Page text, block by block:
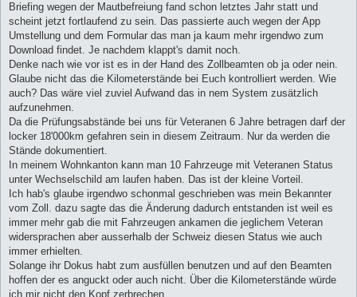
r
a
Briefing wegen der Mautbefreiung fand schon letztes Jahr statt und
scheint jetzt fortlaufend zu sein. Das passierte auch wegen der App
Umstellung und dem Formular das man ja kaum mehr irgendwo zum
Download findet. Je nachdem klappt's damit noch.
Denke nach wie vor ist es in der Hand des Zollbeamten ob ja oder nein.
Glaube nicht das die Kilometerstände bei Euch kontrolliert werden. Wie
auch? Das wäre viel zuviel Aufwand das in nem System zusätzlich
aufzunehmen.
Da die Prüfungsabstände bei uns für Veteranen 6 Jahre betragen darf der
locker 18'000km gefahren sein in diesem Zeitraum. Nur da werden die
Stände dokumentiert.
In meinem Wohnkanton kann man 10 Fahrzeuge mit Veteranen Status
unter Wechselschild am laufen haben. Das ist der kleine Vorteil.
Ich hab's glaube irgendwo schonmal geschrieben was mein Bekannter
vom Zoll. dazu sagte das die Änderung dadurch entstanden ist weil es
immer mehr gab die mit Fahrzeugen ankamen die jeglichem Veteran
widersprachen aber ausserhalb der Schweiz diesen Status wie auch
immer erhielten.
Solange ihr Dokus habt zum ausfüllen benutzen und auf den Beamten
hoffen der es anguckt oder auch nicht. Über die Kilometerstände würde
ich mir nicht den Kopf zerbrechen.